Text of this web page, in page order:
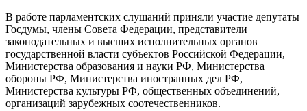
В работе парламентских слушаний приняли участие депутаты
Госдумы, члены Совета Федерации, представители
законодательных и высших исполнительных органов
государственной власти субъектов Российской Федерации,
Министерства образования и науки РФ, Министерства
обороны РФ, Министерства иностранных дел РФ,
Министерства культуры РФ, общественных объединений,
организаций зарубежных соотечественников.